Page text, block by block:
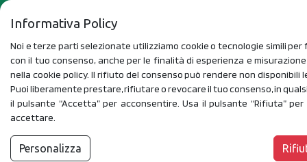
I libri della Via dei
Librai (2026)
FILTRI
Informativa Policy
Noi e terze parti selezionate utilizziamo cookie o tecnologie simili per
con il tuo consenso, anche per le finalità di esperienza e
nella cookie policy. Il rifiuto del consenso può rendere non disponibili
Puoi liberamente prestare, rifiutare o revocare il tuo consenso, in
il pulsante “Accetta” per acconsentire. Usa il pulsante “Rifiuta”
accettare.
Personalizza